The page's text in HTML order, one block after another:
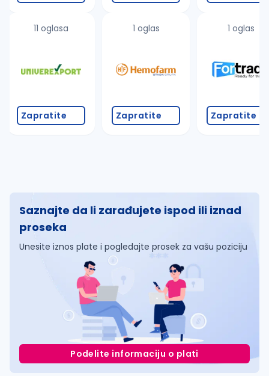
11 oglasa
Zapratite
1 oglas
Zapratite
1 oglas
Zapratite
Saznajte da li zarađujete ispod ili iznad
proseka
Unesite iznos plate i pogledajte prosek za vašu poziciju
Podelite informaciju o plati